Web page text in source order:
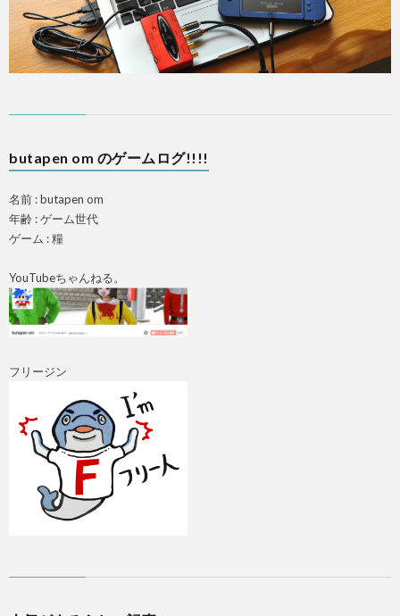
butapen om のゲームログ!!!!
名前 : butapen om
年齢 : ゲーム世代
ゲーム : 糧
YouTubeちゃんねる。
フリージン